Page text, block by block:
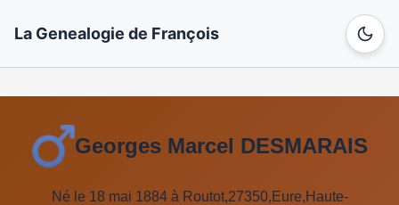
La Genealogie de François
Georges Marcel DESMARAIS
Né le 18 mai 1884 à Routot,27350,Eure,Haute-